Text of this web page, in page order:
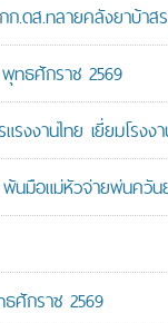
ส.ทลายคลังยาบ้าส
ทธศักราช 2569
านไทย เยี่ยมโรงง
มือแม่หัวจ่ายพ่นควัน
ศักราช 2569